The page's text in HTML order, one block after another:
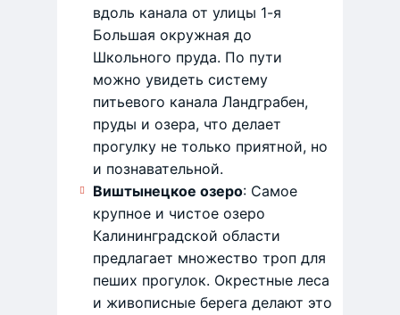
вдоль канала от улицы 1-я
Большая окружная до
Школьного пруда. По пути
можно увидеть систему
питьевого канала Ландграбен,
пруды и озера, что делает
прогулку не только приятной, но
и познавательной.
Виштынецкое озеро: Самое
крупное и чистое озеро
Калининградской области
предлагает множество троп для
пеших прогулок. Окрестные леса
и живописные берега делают это